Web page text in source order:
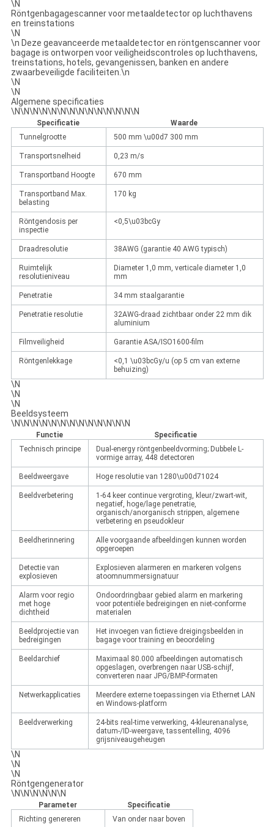
\N
Röntgenbagagescanner voor metaaldetector op luchthavens
en treinstations
\N
\n Deze geavanceerde metaaldetector en röntgenscanner voor
bagage is ontworpen voor veiligheidscontroles op luchthavens,
treinstations, hotels, gevangenissen, banken en andere
zwaarbeveiligde faciliteiten.\n
\N
\N
Algemene specificaties
\N\N\N\N\N\N\N\N\N\N\N\N\N\N
Specificatie
Waarde
Tunnelgrootte
500 mm \u00d7 300 mm
Transportsnelheid 0,23 m/s
Transportband Hoogte 670 mm
Transportband Max.
belasting
170 kg
Röntgendosis per
inspectie
<0,5\u03bcGy
Draadresolutie 38AWG (garantie 40 AWG typisch)
Ruimtelijk
resolutieniveau
Diameter 1,0 mm, verticale diameter 1,0
mm
Penetratie 34 mm staalgarantie
Penetratie resolutie
32AWG-draad zichtbaar onder 22 mm dik
aluminium
Filmveiligheid Garantie ASA/ISO1600-film
Röntgenlekkage
<0,1 \u03bcGy/u (op 5 cm van externe
behuizing)
\N
\N
\N
Beeldsysteem
\N\N\N\N\N\N\N\N\N\N\N\N\N
Functie
Specificatie
Technisch principe
Dual-energy röntgenbeeldvorming; Dubbele L-
vormige array, 448 detectoren
Beeldweergave Hoge resolutie van 1280\u00d71024
Beeldverbetering
1-64 keer continue vergroting, kleur/zwart-wit,
negatief, hoge/lage penetratie,
organisch/anorganisch strippen, algemene
verbetering en pseudokleur
Beeldherinnering
Alle voorgaande afbeeldingen kunnen worden
opgeroepen
Detectie van
explosieven
Explosieven alarmeren en markeren volgens
atoomnummersignatuur
Alarm voor regio
met hoge
dichtheid
Ondoordringbaar gebied alarm en markering
voor potentiële bedreigingen en niet-conforme
materialen
Beeldprojectie van
bedreigingen
Het invoegen van fictieve dreigingsbeelden in
bagage voor training en beoordeling
Beeldarchief
Maximaal 80.000 afbeeldingen automatisch
opgeslagen, overbrengen naar USB-schijf,
converteren naar JPG/BMP-formaten
Netwerkapplicaties
Meerdere externe toepassingen via Ethernet LAN
en Windows-platform
Beeldverwerking
24-bits real-time verwerking, 4-kleurenanalyse,
datum-/ID-weergave, tassentelling, 4096
grijsniveaugeheugen
\N
\N
\N
Röntgengenerator
\N\N\N\N\N\N
Parameter
Specificatie
Richting genereren
Van onder naar boven